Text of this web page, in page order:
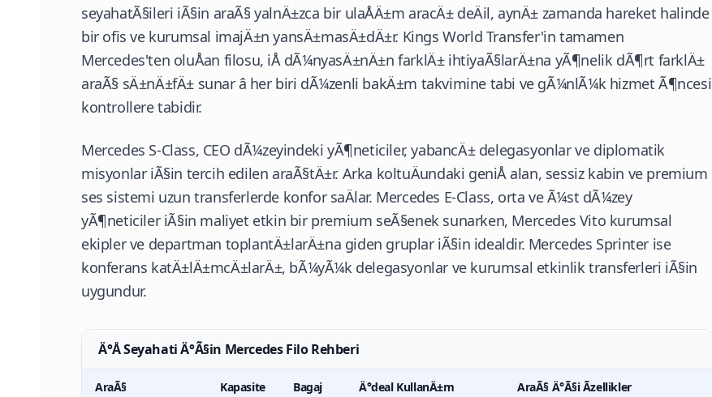
seyahatÃ§ileri iÃ§in araÃ§ yalnÄ±zca bir ulaÅÄ±m aracÄ± deÄil, aynÄ± zamanda hareket halinde
bir ofis ve kurumsal imajÄ±n yansÄ±masÄ±dÄ±r. Kings World Transfer'in tamamen
Mercedes'ten oluÅan filosu, iÅ dÃ¼nyasÄ±nÄ±n farklÄ± ihtiyaÃ§larÄ±na yÃ¶nelik dÃ¶rt farklÄ±
araÃ§ sÄ±nÄ±fÄ± sunar â her biri dÃ¼zenli bakÄ±m takvimine tabi ve gÃ¼nlÃ¼k hizmet Ã¶ncesi
kontrollere tabidir.
Mercedes S-Class, CEO dÃ¼zeyindeki yÃ¶neticiler, yabancÄ± delegasyonlar ve diplomatik
misyonlar iÃ§in tercih edilen araÃ§tÄ±r. Arka koltuÄundaki geniÅ alan, sessiz kabin ve premium
ses sistemi uzun transferlerde konfor saÄlar. Mercedes E-Class, orta ve Ã¼st dÃ¼zey
yÃ¶neticiler iÃ§in maliyet etkin bir premium seÃ§enek sunarken, Mercedes Vito kurumsal
ekipler ve departman toplantÄ±larÄ±na giden gruplar iÃ§in idealdir. Mercedes Sprinter ise
konferans katÄ±lÄ±mcÄ±larÄ±, bÃ¼yÃ¼k delegasyonlar ve kurumsal etkinlik transferleri iÃ§in
uygundur.
Ä°Å Seyahati Ä°Ã§in Mercedes Filo Rehberi
AraÃ§ Kapasite Bagaj Ä°deal KullanÄ±m AraÃ§ Ä°Ã§i Ãzellikler